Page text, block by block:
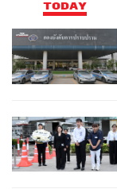
TODAY